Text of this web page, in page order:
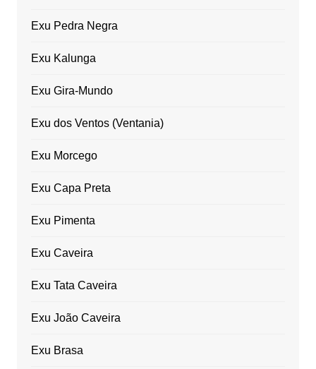
Exu Pedra Negra
Exu Kalunga
Exu Gira-Mundo
Exu dos Ventos (Ventania)
Exu Morcego
Exu Capa Preta
Exu Pimenta
Exu Caveira
Exu Tata Caveira
Exu João Caveira
Exu Brasa